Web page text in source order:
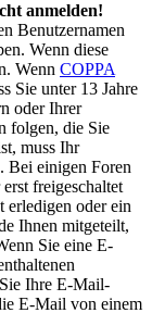
anmelden!
Benutzernamen
Wenn diese
Wenn COPPA
Sie unter 13 Jahre
oder Ihrer
folgen, die Sie
muss Ihr
Bei einigen Foren
freigeschaltet
erledigen oder ein
Ihnen mitgeteilt,
Sie eine E-
Ihre E-Mail-
E-Mail von einem